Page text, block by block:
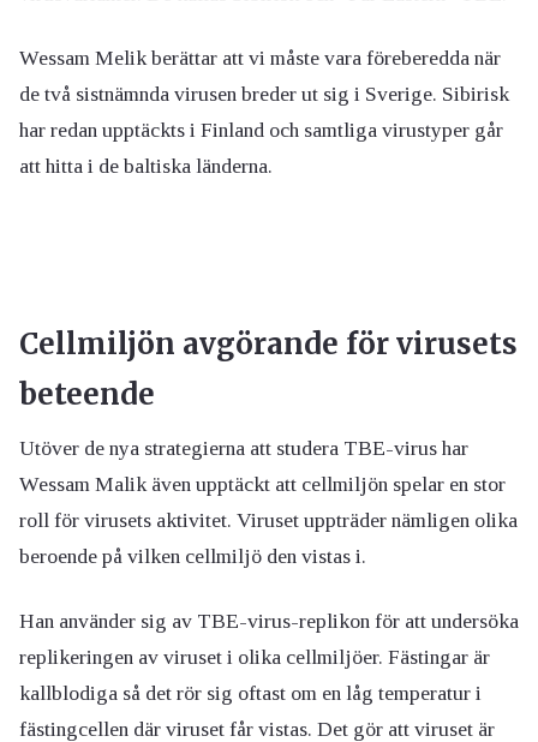
Wessam Melik berättar att vi måste vara föreberedda när
de två sistnämnda virusen breder ut sig i Sverige. Sibirisk
har redan upptäckts i Finland och samtliga virustyper går
att hitta i de baltiska länderna.
Cellmiljön avgörande för virusets
beteende
Utöver de nya strategierna att studera TBE-virus har
Wessam Malik även upptäckt att cellmiljön spelar en stor
roll för virusets aktivitet. Viruset uppträder nämligen olika
beroende på vilken cellmiljö den vistas i.
Han använder sig av TBE-virus-replikon för att undersöka
replikeringen av viruset i olika cellmiljöer. Fästingar är
kallblodiga så det rör sig oftast om en låg temperatur i
fästingcellen där viruset får vistas. Det gör att viruset är